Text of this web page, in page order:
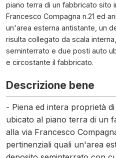
piano terra di un fabbricato sito
Francesco Compagna n.21 ed
un'area esterna antistante, un
risulta collegato da scala
seminterrato e due posti auto
e circostante il fabbricato.
Descrizione bene
- Piena ed intera proprietà
ubicato al piano terra di un
alla via Francesco
pertinenziali quali un'area